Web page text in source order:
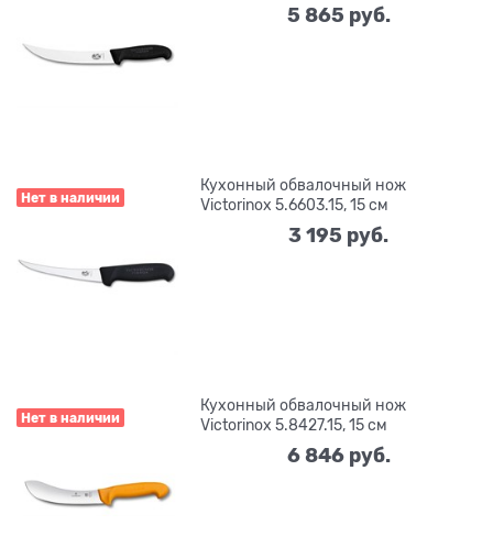
5 865 руб.
Нет в наличии
Кухонный обвалочный нож
Victorinox 5.6603.15, 15 см
3 195 руб.
Нет в наличии
Кухонный обвалочный нож
Victorinox 5.8427.15, 15 см
6 846 руб.